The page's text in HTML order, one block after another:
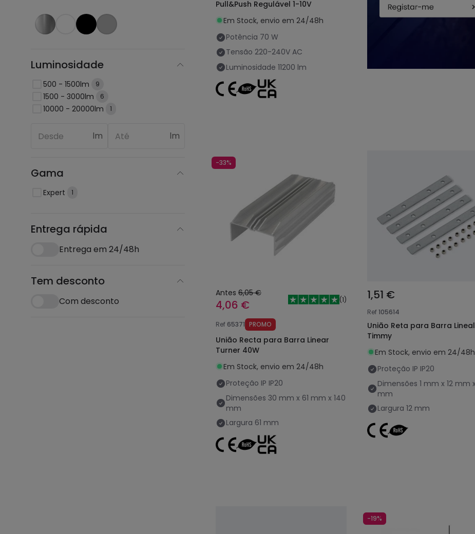
Luminosidade
500 - 1500lm 9
1500 - 3000lm 6
10000 - 20000lm 1
lm lm
Gama
Expert 1
Entrega rápida
Entrega em 24/48h
Tem desconto
Com desconto
Pull&Push Regulável 1-10V
Em Stock, envio em 24/48h
Potência 70 W
Tensão 220-240V AC
Luminosidade 11200 lm
-33%
Antes 6,05 €
4,06 € (1)
Ref 65371 PROMO
União Recta para Barra Linear
Turner 40W
Em Stock, envio em 24/48h
Proteção IP IP20
Dimensões 30 mm x 61 mm x 140
mm
Largura 61 mm
1,51 €
Ref105614
União Reta para Barra Lineal
Timmy
Em Stock, envio em 24/48h
Proteção IP IP20
Dimensões 1 mm x 12 mm
mm
Largura 12 mm
-19%